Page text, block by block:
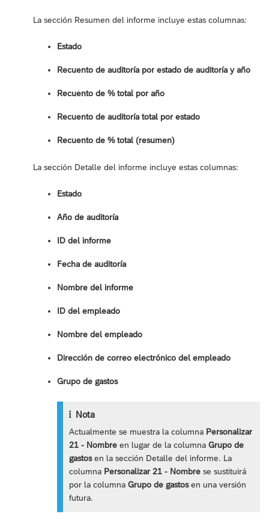
La sección Resumen del informe incluye estas columnas:
Estado
Recuento de auditoría por estado de auditoría y año
Recuento de % total por año
Recuento de auditoría total por estado
Recuento de % total (resumen)
La sección Detalle del informe incluye estas columnas:
Estado
Año de auditoría
ID del informe
Fecha de auditoría
Nombre del informe
ID del empleado
Nombre del empleado
Dirección de correo electrónico del empleado
Grupo de gastos
Nota
Actualmente se muestra la columna Personalizar
21 - Nombre en lugar de la columnaGrupo de
gastosen la sección Detalle del informe. La
columna Personalizar 21 - Nombre se sustituirá
por la columnaGrupo de gastosen una versión
futura.